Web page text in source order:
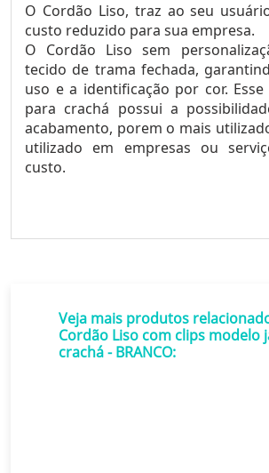
O Cordão Liso, traz ao seu
custo reduzido para sua empresa.
O Cordão Liso sem
tecido de trama fechada,
uso e a identificação por cor.
para crachá possui a
acabamento, porem o mais
utilizado em empresas ou
custo.
Veja mais produtos
Cordão Liso com clips modelo
crachá - BRANCO: